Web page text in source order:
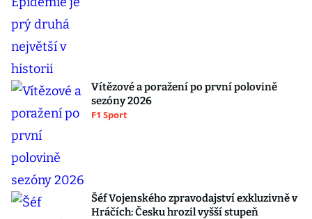
Vítězové a poražení po první polovině
sezóny 2026
F1 Sport
Šéf Vojenského zpravodajství exkluzivně v
Hráčích: Česku hrozil vyšší stupeň